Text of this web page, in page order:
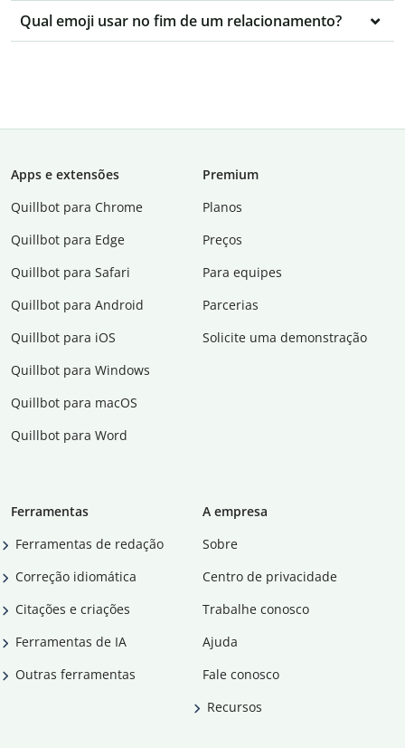
Qual emoji usar no fim de um relacionamento?
Apps e extensões
Quillbot para Chrome
Quillbot para Edge
Quillbot para Safari
Quillbot para Android
Quillbot para iOS
Quillbot para Windows
Quillbot para macOS
Quillbot para Word
Premium
Planos
Preços
Para equipes
Parcerias
Solicite uma demonstração
Ferramentas
Ferramentas de redação
Correção idiomática
Citações e criações
Ferramentas de IA
Outras ferramentas
A empresa
Sobre
Centro de privacidade
Trabalhe conosco
Ajuda
Fale conosco
Recursos